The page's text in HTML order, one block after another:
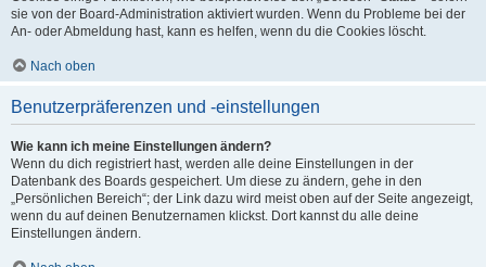
sie von der Board-Administration aktiviert wurden. Wenn du Probleme bei der
An- oder Abmeldung hast, kann es helfen, wenn du die Cookies löscht.
Nach oben
Benutzerpräferenzen und -einstellungen
Wie kann ich meine Einstellungen ändern?
Wenn du dich registriert hast, werden alle deine Einstellungen in der
Datenbank des Boards gespeichert. Um diese zu ändern, gehe in den
„Persönlichen Bereich“; der Link dazu wird meist oben auf der Seite angezeigt,
wenn du auf deinen Benutzernamen klickst. Dort kannst du alle deine
Einstellungen ändern.